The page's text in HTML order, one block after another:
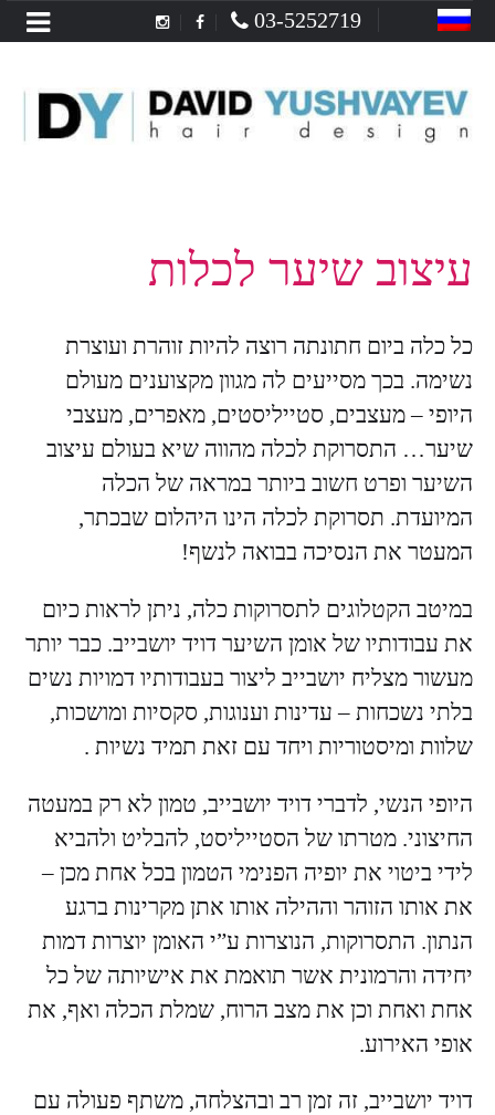
03-5252719
עיצוב שיער לכלות
כל כלה ביום חתונתה רוצה להיות זוהרת ועוצרת
נשימה. בכך מסייעים לה מגוון מקצוענים מעולם
היופי – מעצבים, סטייליסטים, מאפרים, מעצבי
שיער… התסרוקת לכלה מהווה שיא בעולם עיצוב
השיער ופרט חשוב ביותר במראה של הכלה
המיועדת. תסרוקת לכלה הינו היהלום שבכתר,
המעטר את הנסיכה בבואה לנשף!
במיטב הקטלוגים לתסרוקות כלה, ניתן לראות כיום
את עבודותיו של אומן השיער דויד יושבייב. כבר יותר
מעשור מצליח יושבייב ליצור בעבודותיו דמויות נשים
בלתי נשכחות – עדינות וענוגות, סקסיות ומושכות,
שלוות ומיסטוריות ויחד עם זאת תמיד נשיות .
היופי הנשי, לדברי דויד יושבייב, טמון לא רק במעטה
החיצוני. מטרתו של הסטייליסט, להבליט ולהביא
לידי ביטוי את יופיה הפנימי הטמון בכל אחת מכן –
את אותו הזוהר וההילה אותו אתן מקרינות ברגע
הנתון. התסרוקות, הנוצרות ע”י האומן יוצרות דמות
יחידה והרמונית אשר תואמת את אישיותה של כל
אחת ואחת וכן את מצב הרוח, שמלת הכלה ואף, את
אופי האירוע.
דויד יושבייב, זה זמן רב ובהצלחה, משתף פעולה עם